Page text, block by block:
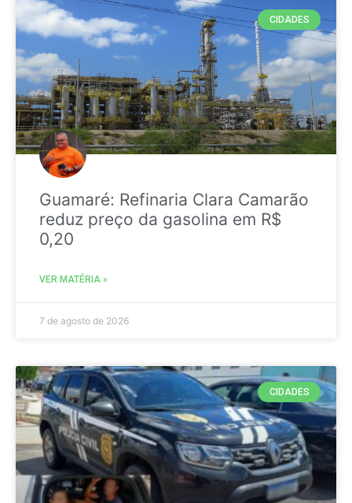
CIDADES
Guamaré: Refinaria Clara Camarão
reduz preço da gasolina em R$
0,20
VER MATÉRIA »
7 de agosto de 2026
CIDADES